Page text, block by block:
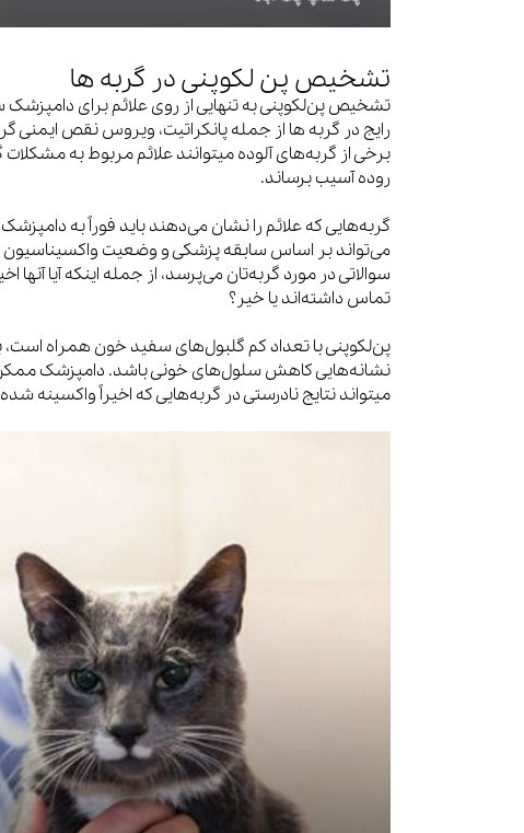
تشخیص پن لکوپنی در گربه ها
تشخیص پن‌لکوپنی به تنهایی از روی علائم برای دامپزشک
برخی از گربه‌های آلوده میتوانند علائم مربوط به
روده آسیب برساند.
گربه‌هایی که علائم را نشان می‌دهند باید فوراً به
می‌تواند بر اساس سابقه پزشکی و وضعیت
سوالاتی در مورد گربه‌تان می‌پرسد، از جمله اینکه آیا آنها
تماس داشته‌اند یا خیر؟
پن‌لکوپنی با تعداد کم گلبول‌های سفید خون همراه
نشانه‌هایی کاهش سلول‌های خونی باشد. دامپزشک ممکن
میتواند نتایج نادرستی در گربه‌هایی که اخیراً واکسینه